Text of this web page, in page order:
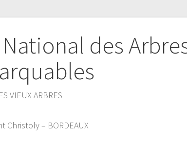
des
VIEUX ARBRES
Christoly – BORDEAUX